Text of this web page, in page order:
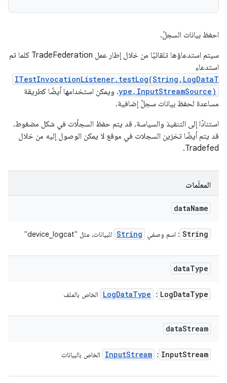
احفظ بيانات السجلّ.
سيتم استدعاؤها تلقائيًا من خلال إطار عمل TradeFederation كلما تم
استدعاء
ITestInvocationListener.testLog(String,LogDataT
ype,InputStreamSource). ويمكن استخدامها أيضًا كطريقة
مساعدة لحفظ بيانات سجلّ إضافية.
استنادًا إلى التنفيذ والسياسة، قد يتم حفظ السجلّات في شكل مضغوط.
قد يتم أيضًا تخزين السجلات في موقع لا يمكن الوصول إليه من خلال
Tradefed.
المعلَمات
dataName
String : اسم وصفي String للبيانات، مثل "device_logcat"
dataType
LogDataType
:
LogDataType الخاص بالملف
dataStream
InputStream
:
InputStream الخاص بالبيانات